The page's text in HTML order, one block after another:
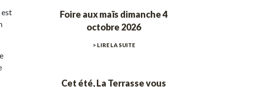
est
Foire aux maïs dimanche 4
octobre 2026
> LIRE LA SUITE
Cet été, La Terrasse vous